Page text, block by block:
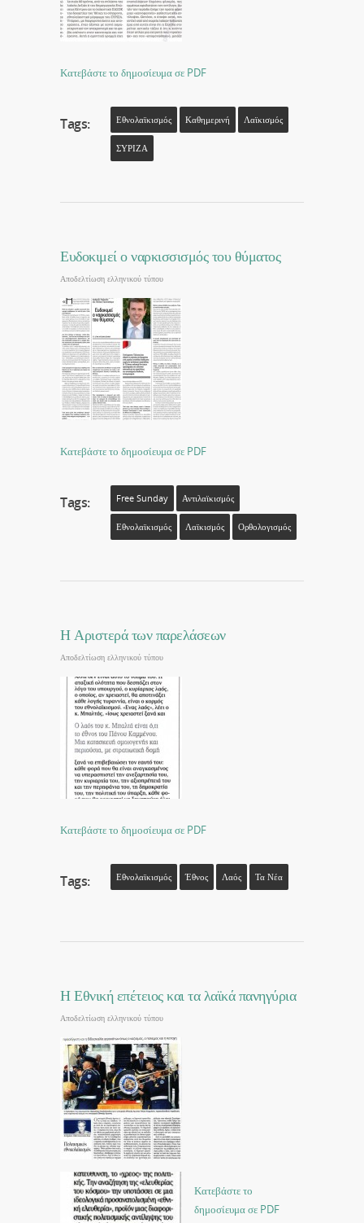
Κατεβάστε το δημοσίευμα σε PDF
Tags: Εθνολαϊκισμός Καθημερινή Λαϊκισμός
ΣΥΡΙΖΑ
Ευδοκιμεί ο ναρκισσισμός του θύματος
Αποδελτίωση ελληνικού τύπου
Κατεβάστε το δημοσίευμα σε PDF
Tags: Free Sunday Αντιλαϊκισμός
Εθνολαϊκισμός Λαϊκισμός Ορθολογισμός
Η Αριστερά των παρελάσεων
Αποδελτίωση ελληνικού τύπου
Κατεβάστε το δημοσίευμα σε PDF
Tags: Εθνολαϊκισμός Έθνος Λαός Τα Νέα
Η Εθνική επέτειος και τα λαϊκά πανηγύρια
Αποδελτίωση ελληνικού τύπου
Κατεβάστε το
δημοσίευμα σε PDF